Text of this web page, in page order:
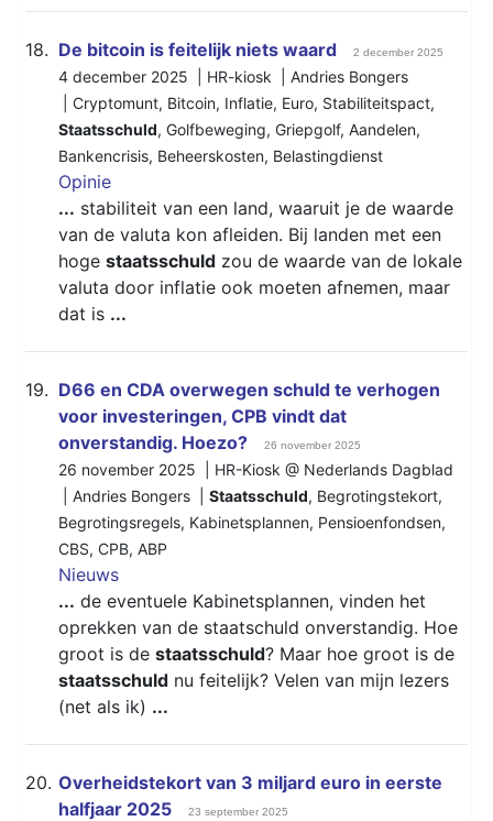
18. De bitcoin is feitelijk niets waard 2 december 2025
4 december 2025 | HR-kiosk | Andries Bongers
Cryptomunt, Bitcoin, Inflatie, Euro, Stabiliteitspact,
Staatsschuld, Golfbeweging, Griepgolf, Aandelen,
Bankencrisis, Beheerskosten, Belastingdienst
Opinie
... stabiliteit van een land, waaruit je de waarde
van de valuta kon afleiden. Bij landen met een
hoge staatsschuld zou de waarde van de lokale
valuta door inflatie ook moeten afnemen, maar
dat is ...
19. D66 en CDA overwegen schuld te verhogen
voor investeringen, CPB vindt dat
onverstandig. Hoezo?
26 november 2025
26 november 2025 | HR-Kiosk @ Nederlands Dagblad
| Andries Bongers | Staatsschuld, Begrotingstekort,
Begrotingsregels, Kabinetsplannen, Pensioenfondsen,
CBS, CPB, ABP
Nieuws
... de eventuele Kabinetsplannen, vinden het
oprekken van de staatschuld onverstandig. Hoe
groot is de staatsschuld? Maar hoe groot is de
staatsschuld nu feitelijk? Velen van mijn lezers
(net als ik) ...
20. ​​​​​​​Overheidstekort van 3 miljard euro in eerste
halfjaar 2025
23 september 2025